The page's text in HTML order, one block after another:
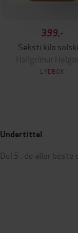
399,-
Seksti kilo
Hallgrímur
LYDBOK
Undertittel
Del 5 : de aller beste